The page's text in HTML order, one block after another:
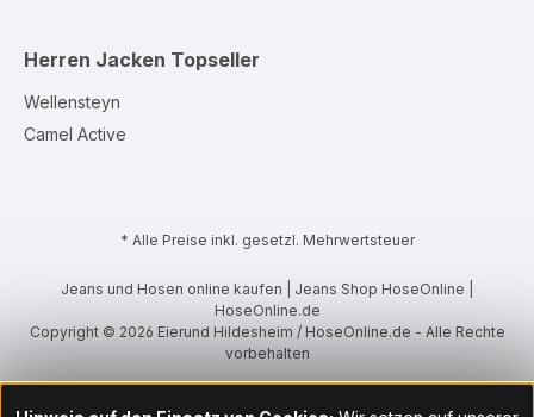
Herren Jacken Topseller
Wellensteyn
Camel Active
* Alle Preise inkl. gesetzl. Mehrwertsteuer
Jeans und Hosen online kaufen | Jeans Shop HoseOnline |
HoseOnline.de
Copyright © 2026 Eierund Hildesheim / HoseOnline.de - Alle Rechte
vorbehalten